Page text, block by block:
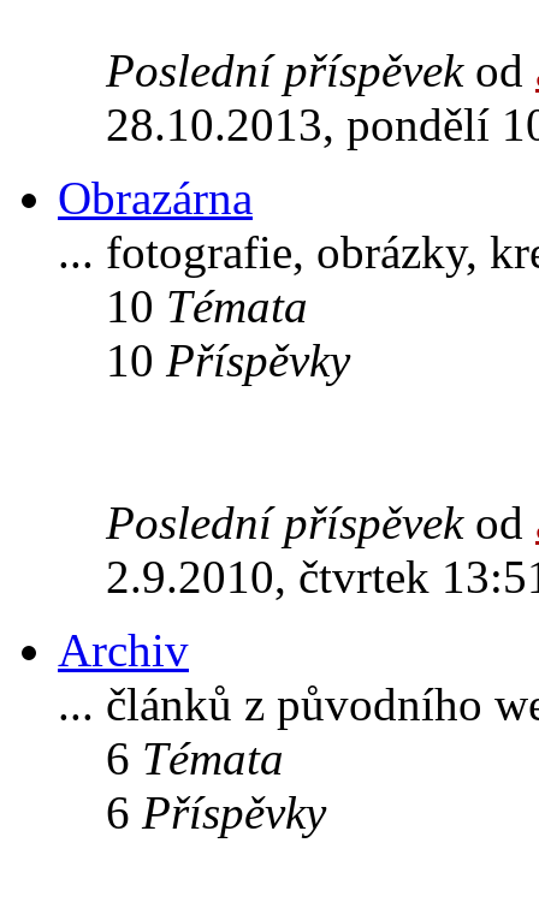
Poslední příspěvekod
28.10.2013, pondělí
Obrazárna
... fotografie, obrázky,
10 Témata
10 Příspěvky
Poslední příspěvekod
2.9.2010, čtvrtek
Archiv
... článků z původního
6 Témata
6 Příspěvky